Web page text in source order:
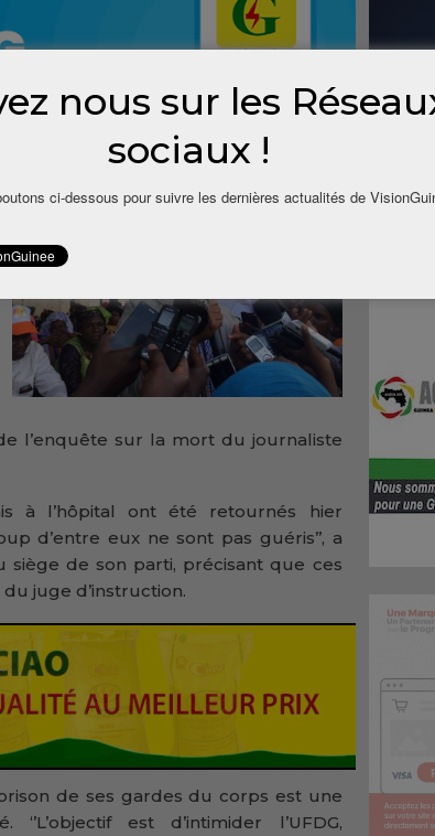
l’enquête sur la mort du journaliste
à l’hôpital ont été retournés hier
d’entre eux ne sont pas guéris’’, a
siège de son parti, précisant que ces
juge d’instruction.
de ses gardes du corps est une
est d’intimider l’UFDG,
nous sur les
sociaux !
ci-dessous pour suivre les dernières actualités de